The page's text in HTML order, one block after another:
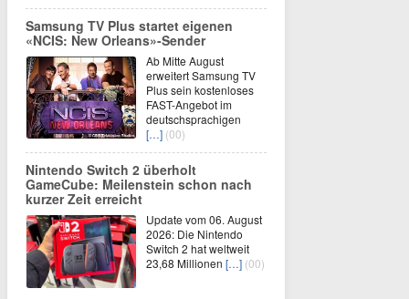
Samsung TV Plus startet eigenen
«NCIS: New Orleans»-Sender
Ab Mitte August
erweitert Samsung TV
Plus sein kostenloses
FAST-Angebot im
deutschsprachigen
[…] (00)
Nintendo Switch 2 überholt
GameCube: Meilenstein schon nach
kurzer Zeit erreicht
Update vom 06. August
2026: Die Nintendo
Switch 2 hat weltweit
23,68 Millionen […] (00)